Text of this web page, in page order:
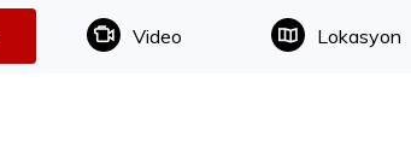
Video Lokasyon